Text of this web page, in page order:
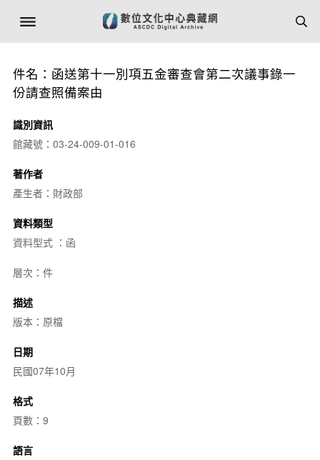
件名：函送第十一別項五金審查會第二次議事錄一
份請查照備案由
識別資訊
館藏號：03-24-009-01-016
著作者
產生者：財政部
資料類型
資料型式 ：函
層次：件
描述
版本：原檔
日期
民國07年10月
格式
頁數：9
語言